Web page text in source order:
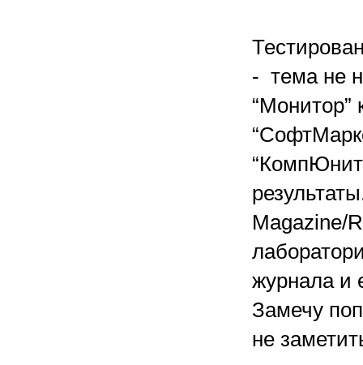
- тема не
“Монитор”
Magazine/
журнала и
Замечу
не